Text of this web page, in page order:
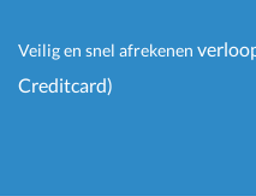
Veilig en snel afrekenen
Creditcard)